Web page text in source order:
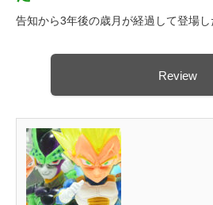
告知から3年後の歳月が経過して登場し
Review